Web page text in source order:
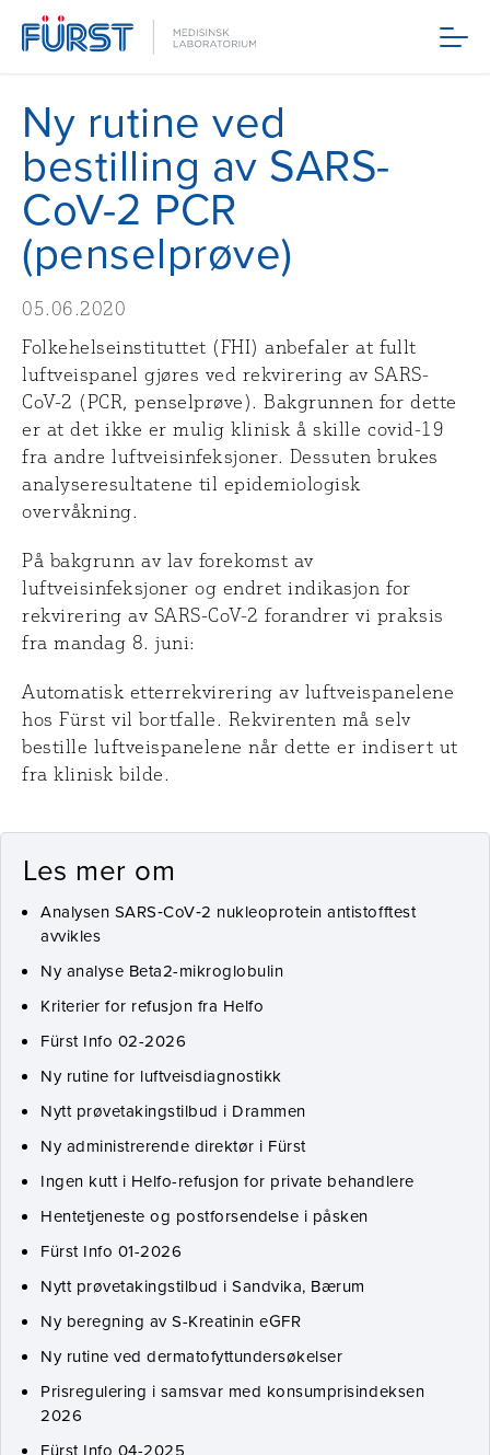
Meny
Ny rutine ved
bestilling av SARS-
CoV-2 PCR
(penselprøve)
05.06.2020
Folkehelseinstituttet (FHI) anbefaler at fullt
luftveispanel gjøres ved rekvirering av SARS-
CoV-2 (PCR, penselprøve). Bakgrunnen for dette
er at det ikke er mulig klinisk å skille covid-19
fra andre luftveisinfeksjoner. Dessuten brukes
analyseresultatene til epidemiologisk
overvåkning.
På bakgrunn av lav forekomst av
luftveisinfeksjoner og endret indikasjon for
rekvirering av SARS-CoV-2 forandrer vi praksis
fra mandag 8. juni:
Automatisk etterrekvirering av luftveispanelene
hos Fürst vil bortfalle. Rekvirenten må selv
bestille luftveispanelene når dette er indisert ut
fra klinisk bilde.
Les mer om
Analysen SARS‑CoV‑2 nukleoprotein antistofftest
avvikles
Ny analyse Beta2-mikroglobulin
Kriterier for refusjon fra Helfo
Fürst Info 02-2026
Ny rutine for luftveisdiagnostikk
Nytt prøvetakingstilbud i Drammen
Ny administrerende direktør i Fürst
Ingen kutt i Helfo-refusjon for private behandlere
Hentetjeneste og postforsendelse i påsken
Fürst Info 01-2026
Nytt prøvetakingstilbud i Sandvika, Bærum
Ny beregning av S-Kreatinin eGFR
Ny rutine ved dermatofyttundersøkelser
Prisregulering i samsvar med konsumprisindeksen
2026
Fürst Info 04-2025